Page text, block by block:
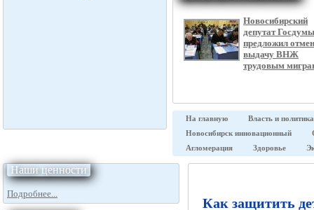
Новосибирский
депутат Госдумы
предложил
выдачу ВНЖ
трудовым
На главную
Власть и политика
Новосибирск инновационный
Агломерация
Здоровье
Наши ценности
Подробнее...
Как защитить